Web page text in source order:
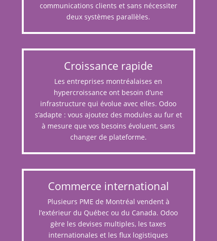
communications clients et sans nécessiter
deux systèmes parallèles.
Croissance rapide
Les entreprises montréalaises en
hypercroissance ont besoin d’une
infrastructure qui évolue avec elles. Odoo
s’adapte : vous ajoutez des modules au fur et
à mesure que vos besoins évoluent, sans
changer de plateforme.
Commerce international
Plusieurs PME de Montréal vendent à
l’extérieur du Québec ou du Canada. Odoo
gère les devises multiples, les taxes
internationales et les flux logistiques